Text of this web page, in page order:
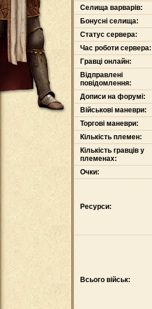
Селища варварів:
Бонусні селища:
Статус сервера:
Час роботи сервера:
Гравці онлайн:
Відправлені
повідомлення:
Дописи на форумі:
Військові маневри:
Торгові маневри:
Кількість племен:
Кількість гравців у
племенах:
Очки:
Ресурси:
Всього військ: